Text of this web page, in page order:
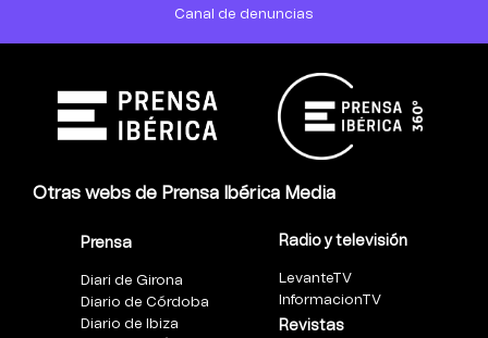
Canal de denuncias
Otras webs de Prensa Ibérica Media
Prensa
Diari de Girona
Diario de Córdoba
Diario de Ibiza
Radio y televisión
LevanteTV
InformacionTV
Revistas